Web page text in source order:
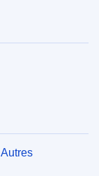
Autres